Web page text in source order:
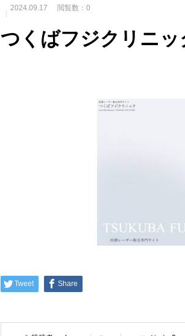
2024.09.17 閲覧数：0
つくばフジクリニッ
Tweet Share